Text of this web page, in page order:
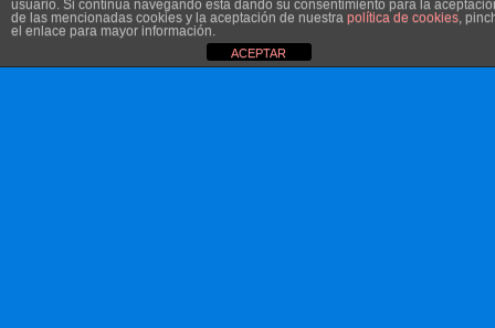
usuario. Si continúa navegando está dando su consentimiento para la
de las mencionadas cookies y la aceptación de nuestra política de cookies,
el enlace para mayor información.
ACEPTAR